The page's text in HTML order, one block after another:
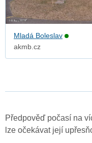
Mladá Boleslav
akmb.cz
Předpověď počasí na
lze očekávat její